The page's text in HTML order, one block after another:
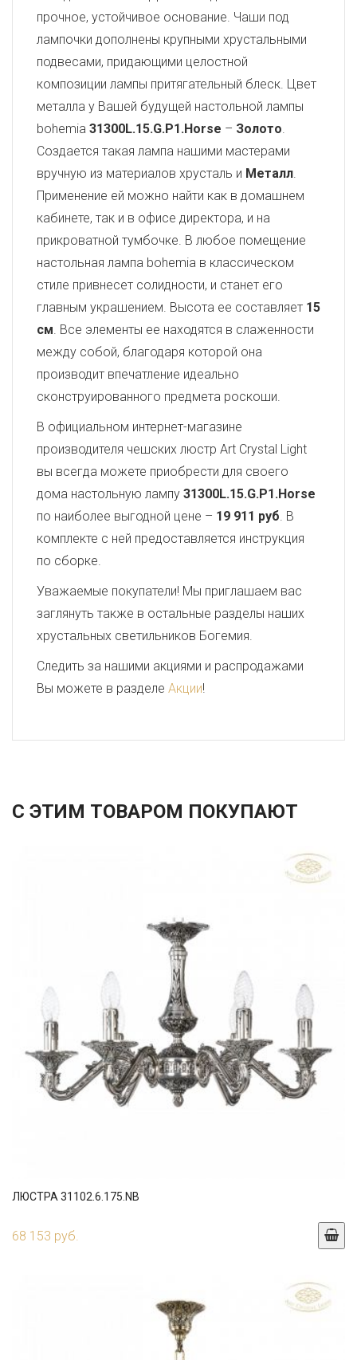
прочное, устойчивое основание. Чаши под
лампочки дополнены крупными хрустальными
подвесами, придающими целостной
композиции лампы притягательный блеск. Цвет
металла у Вашей будущей настольной лампы
bohemia 31300L.15.G.P1.Horse – Золото.
Создается такая лампа нашими мастерами
вручную из материалов хрусталь и Металл.
Применение ей можно найти как в домашнем
кабинете, так и в офисе директора, и на
прикроватной тумбочке. В любое помещение
настольная лампа bohemia в классическом
стиле привнесет солидности, и станет его
главным украшением. Высота ее составляет 15
см. Все элементы ее находятся в слаженности
между собой, благодаря которой она
производит впечатление идеально
сконструированного предмета роскоши.
В официальном интернет-магазине
производителя чешских люстр Art Crystal Light
вы всегда можете приобрести для своего
дома настольную лампу 31300L.15.G.P1.Horse
по наиболее выгодной цене – 19 911 руб. В
комплекте с ней предоставляется инструкция
по сборке.
Уважаемые покупатели! Мы приглашаем вас
заглянуть также в остальные разделы наших
хрустальных светильников Богемия.
Следить за нашими акциями и распродажами
Вы можете в разделе Акции!
С ЭТИМ ТОВАРОМ ПОКУПАЮТ
ЛЮСТРА 31102.6.175.NB
68 153 руб.